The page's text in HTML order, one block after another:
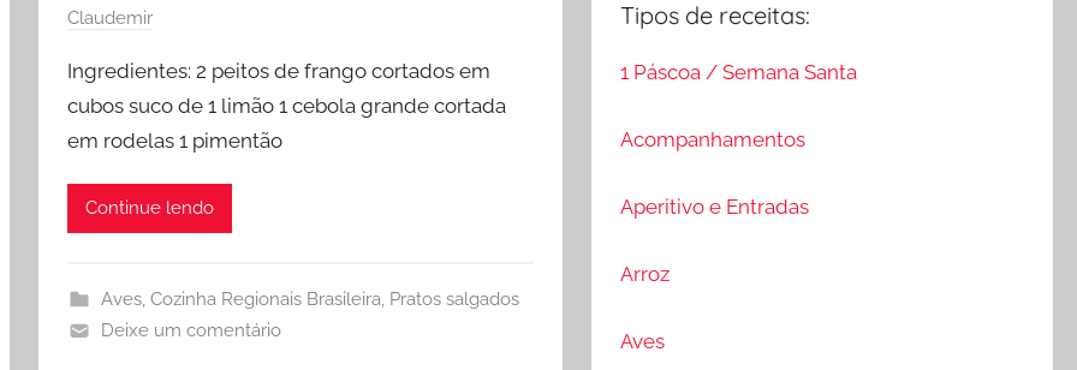
Claudemir
Ingredientes: 2 peitos de frango cortados em
cubos suco de 1 limão 1 cebola grande cortada
em rodelas 1 pimentão
Continue lendo
Aves, Cozinha Regionais Brasileira, Pratos salgados
Deixe um comentário
Tipos de receitas:
1 Páscoa / Semana Santa
Acompanhamentos
Aperitivo e Entradas
Arroz
Aves